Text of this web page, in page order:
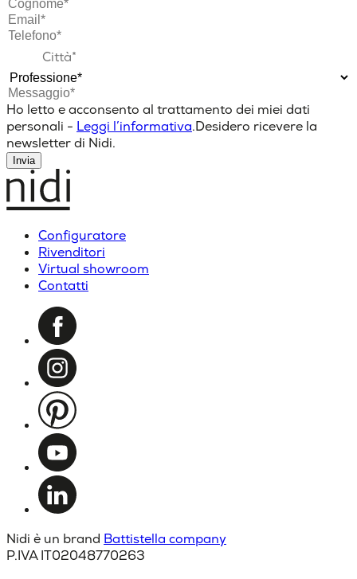
Ho letto e acconsento al trattamento dei miei dati
personali - Leggi l’informativa.Desidero ricevere la
newsletter di Nidi.
Invia
Configuratore
Rivenditori
Virtual showroom
Contatti
Nidi è un brand Battistella company
P.IVA IT02048770263